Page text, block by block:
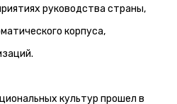
руководства страны,
корпуса,
культур прошел в